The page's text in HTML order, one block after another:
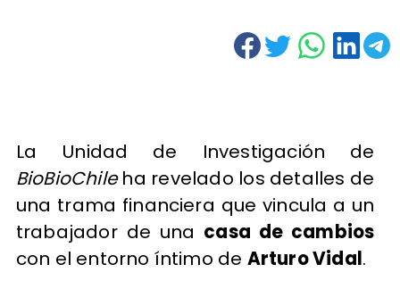
La Unidad de Investigación de
BioBioChileha revelado los detalles de
una trama financiera que vincula a un
trabajador de una casa de cambios
con el entorno íntimo de Arturo Vidal.